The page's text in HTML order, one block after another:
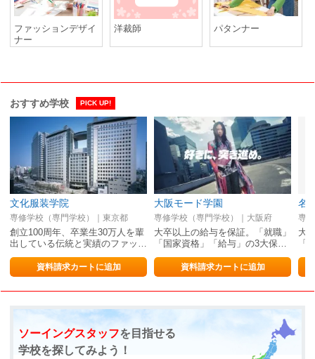
ファッションデザイ
ナー
洋裁師 パタンナー
おすすめ学校 PICK UP!
文化服装学院
専修学校（専門学校）｜東京都
創立100周年、卒業生30万人を輩
出している伝統と実績のファッ…
資料請求カートに追加
大阪モード学園
専修学校（専門学校）｜大阪府
大卒以上の給与を保証。「就職」
「国家資格」「給与」の3大保…
資料請求カートに追加
名
専
大
「
ソーイングスタッフを目指せる
学校を探してみよう！